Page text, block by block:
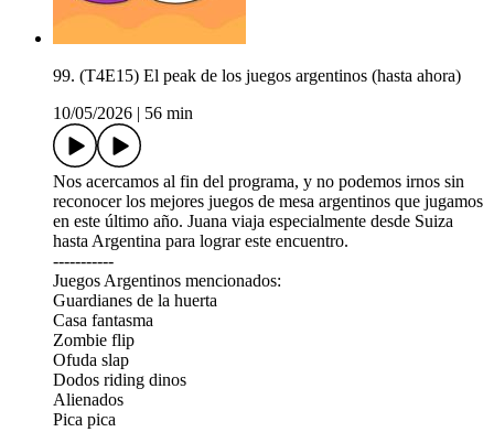
99. (T4E15) El peak de los juegos argentinos (hasta ahora)
10/05/2026
56 min
Nos acercamos al fin del programa, y no podemos irnos sin
reconocer los mejores juegos de mesa argentinos que jugamos
en este último año. Juana viaja especialmente desde Suiza
hasta Argentina para lograr este encuentro.
-----------
Juegos Argentinos mencionados:
Guardianes de la huerta
Casa fantasma
Zombie flip
Ofuda slap
Dodos riding dinos
Alienados
Pica pica